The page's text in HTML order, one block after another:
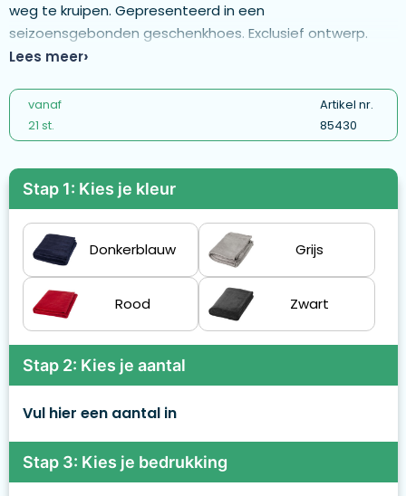
weg te kruipen. Gepresenteerd in een
seizoensgebonden geschenkhoes. Exclusief ontwerp.
Lees meer
vanaf
21 st.
Artikel nr.
85430
Stap 1: Kies je kleur
Donkerblauw Grijs
Rood Zwart
Stap 2: Kies je aantal
Vul hier een aantal in
Stap 3: Kies je bedrukking